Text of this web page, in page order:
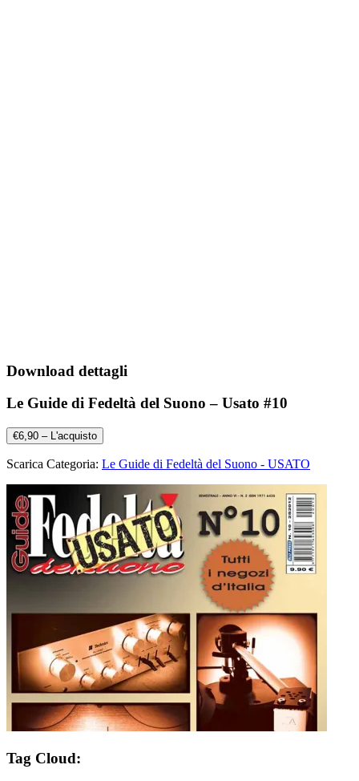
Download dettagli
Le Guide di Fedeltà del Suono – Usato #10
€6,90 – L'acquisto
Scarica Categoria: Le Guide di Fedeltà del Suono - USATO
Tag Cloud: